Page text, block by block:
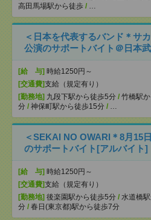
高田馬場駅から徒歩 / …
＜日本を代表するバンド＊サ
公演のサポートバイト＠日本
[給 与] 時給1250円～
[交通費]支給（規定有り）
[勤務地] 九段下駅から徒歩5分 / 竹橋駅
分 / 神保町駅から徒歩15分 / …
＜SEKAI NO OWARI＊8月15
のサポートバイト[アルバイト]
[給 与] 時給1250円～
[交通費]支給（規定有り）
[勤務地] 後楽園駅から徒歩5分 / 水道橋
分 / 春日(東京都)駅から徒歩7分